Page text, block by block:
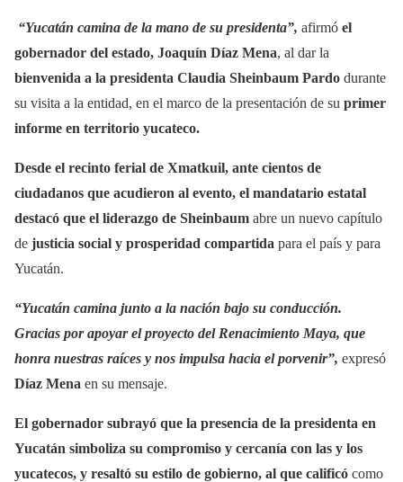
“Yucatán camina de la mano de su presidenta”, afirmó el
gobernador del estado, Joaquín Díaz Mena, al dar la
bienvenida a la presidenta Claudia Sheinbaum Pardo durante
su visita a la entidad, en el marco de la presentación de su primer
informe en territorio yucateco.
Desde el recinto ferial de Xmatkuil, ante cientos de
ciudadanos que acudieron al evento, el mandatario estatal
destacó que el liderazgo de Sheinbaum abre un nuevo capítulo
de justicia social y prosperidad compartida para el país y para
Yucatán.
“Yucatán camina junto a la nación bajo su conducción.
Gracias por apoyar el proyecto del Renacimiento Maya, que
honra nuestras raíces y nos impulsa hacia el porvenir”, expresó
Díaz Mena en su mensaje.
El gobernador subrayó que la presencia de la presidenta en
Yucatán simboliza su compromiso y cercanía con las y los
yucatecos, y resaltó su estilo de gobierno, al que calificó como